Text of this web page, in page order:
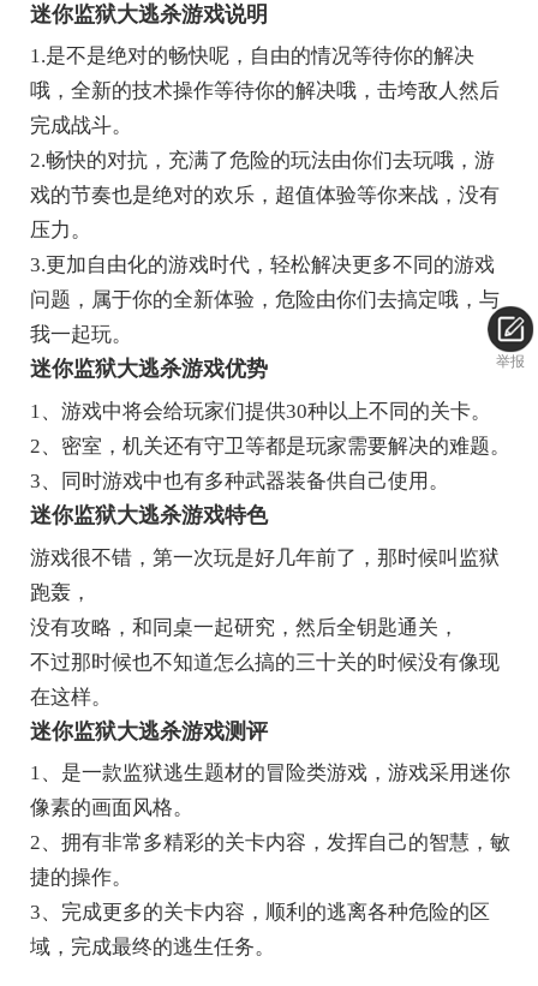
迷你监狱大逃杀游戏说明
1.是不是绝对的畅快呢，自由的情况等待你的解决
哦，全新的技术操作等待你的解决哦，击垮敌人然后
完成战斗。
2.畅快的对抗，充满了危险的玩法由你们去玩哦，游
戏的节奏也是绝对的欢乐，超值体验等你来战，没有
压力。
3.更加自由化的游戏时代，轻松解决更多不同的游戏
问题，属于你的全新体验，危险由你们去搞定哦，与
我一起玩。
迷你监狱大逃杀游戏优势
1、游戏中将会给玩家们提供30种以上不同的关卡。
2、密室，机关还有守卫等都是玩家需要解决的难题。
3、同时游戏中也有多种武器装备供自己使用。
迷你监狱大逃杀游戏特色
游戏很不错，第一次玩是好几年前了，那时候叫监狱
跑轰，
没有攻略，和同桌一起研究，然后全钥匙通关，
不过那时候也不知道怎么搞的三十关的时候没有像现
在这样。
迷你监狱大逃杀游戏测评
1、是一款监狱逃生题材的冒险类游戏，游戏采用迷你
像素的画面风格。
2、拥有非常多精彩的关卡内容，发挥自己的智慧，敏
捷的操作。
3、完成更多的关卡内容，顺利的逃离各种危险的区
域，完成最终的逃生任务。
举报